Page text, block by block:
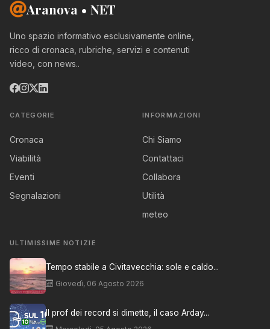
Aranova • NET
Uno spazio informativo esclusivamente online,
ricco di cronaca, rubriche, servizi e contenuti
video, con news..
CATEGORIE
Cronaca
Viabilità
Eventi
Segnalazioni
INFORMAZIONI
Chi Siamo
Contattaci
Collabora
Utilità
meteo
ULTIMISSIME NOTIZIE
Tempo stabile a Civitavecchia: sole e caldo...
Giovedì, 06 Agosto 2026
Il prof dei record si dimette, il caso Arday...